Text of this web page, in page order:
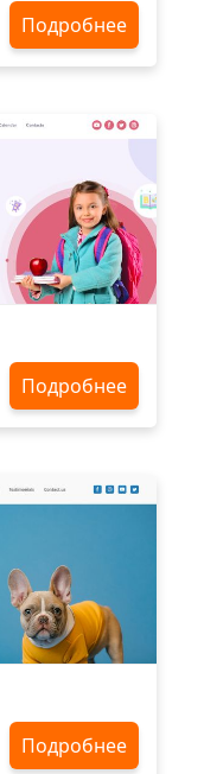
Подробнее
Подробнее
Подробнее